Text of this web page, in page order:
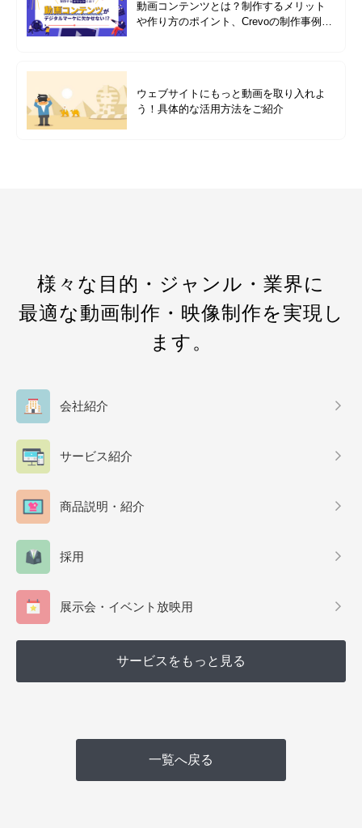
動画コンテンツとは？制作するメリット
や作り方のポイント、Crevoの制作事例も
ウェブサイトにもっと動画を取り入れよ
う！具体的な活用方法をご紹介
様々な目的・ジャンル・業界に
最適な動画制作・映像制作を実現し
ます。
会社紹介
サービス紹介
商品説明・紹介
採用
展示会・イベント放映用
サービスをもっと見る
一覧へ戻る